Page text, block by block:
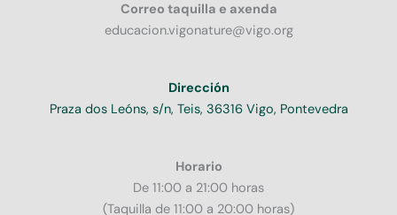
Correo taquilla e axenda
educacion.vigonature@vigo.org
Dirección
Praza dos Leóns, s/n, Teis, 36316 Vigo, Pontevedra
Horario
De 11:00 a 21:00 horas
(Taquilla de 11:00 a 20:00 horas)